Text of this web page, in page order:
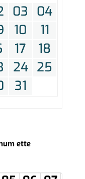
03
04
10
11
17
18
24 25
31
ette